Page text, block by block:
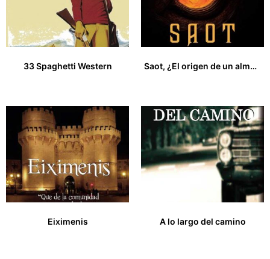
33 Spaghetti Western
Saot, ¿El origen de un alma oscura?
Eiximenis
A lo largo del camino